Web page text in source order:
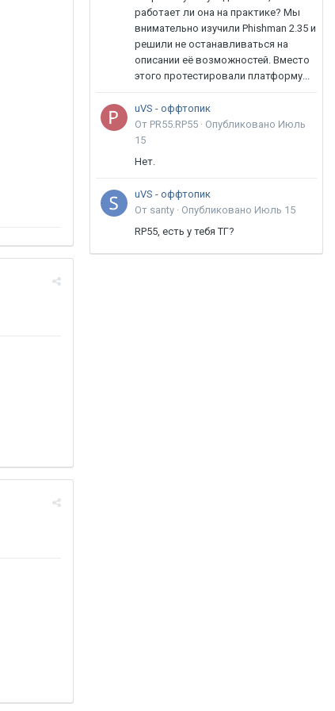
работает ли она на практике? Мы
внимательно изучили Phishman 2.35 и
решили не останавливаться на
описании её возможностей. Вместо
этого протестировали платформу...
uVS - оффтопик
От PR55.RP55 · Опубликовано Июль
15
Нет.
uVS - оффтопик
От santy · Опубликовано Июль 15
RP55, есть у тебя ТГ?